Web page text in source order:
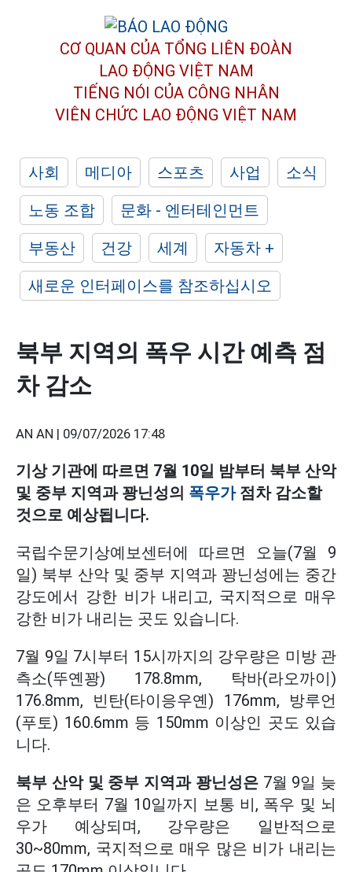
CƠ QUAN CỦA TỔNG LIÊN ĐOÀN
LAO ĐỘNG VIỆT NAM
TIẾNG NÓI CỦA CÔNG NHÂN
VIÊN CHỨC LAO ĐỘNG VIỆT NAM
사회 메디아 스포츠 사업
소식
노동 조합
문화 - 엔터테인먼트
부동산
건강 세계
자동차 +
새로운 인터페이스를 참조하십시오
북부 지역의 폭우 시간 예측 점
차 감소
AN AN | 09/07/2026 17:48
기상 기관에 따르면 7월 10일 밤부터 북부 산악
및 중부 지역과 꽝닌성의 폭우가점차 감소할
것으로 예상됩니다.
국립수문기상예보센터에 따르면 오늘(7월 9
일) 북부 산악 및 중부 지역과 꽝닌성에는 중간
강도에서 강한 비가 내리고, 국지적으로 매우
강한 비가 내리는 곳도 있습니다.
7월 9일 7시부터 15시까지의 강우량은 미방 관
측소(뚜옌꽝) 178.8mm, 탁바(라오까이)
176.8mm, 빈탄(타이응우옌) 176mm, 방루언
(푸토) 160.6mm 등 150mm 이상인 곳도 있습
니다.
북부 산악 및 중부 지역과 꽝닌성은7월 9일 늦
은 오후부터 7월 10일까지 보통 비, 폭우 및 뇌
우가 예상되며, 강우량은 일반적으로
30~80mm, 국지적으로 매우 많은 비가 내리는